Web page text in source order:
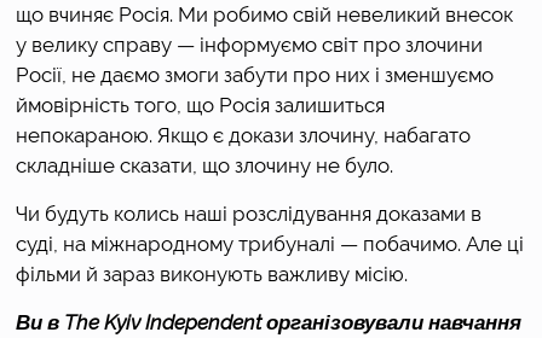
що вчиняє Росія. Ми робимо свій невеликий внесок
у велику справу — інформуємо світ про злочини
Росії, не даємо змоги забути про них і зменшуємо
ймовірність того, що Росія залишиться
непокараною. Якщо є докази злочину, набагато
складніше сказати, що злочину не було.
Чи будуть колись наші розслідування доказами в
суді, на міжнародному трибуналі — побачимо. Але ці
фільми й зараз виконують важливу місію.
Ви в The Kyiv Independent організовували навчання